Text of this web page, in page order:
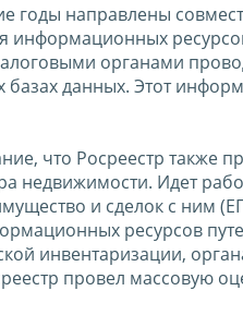
годы направлены
органами
данных. Этот
что Росреестр также
недвижимости. Идет
и сделок с ним
ресурсов
инвентаризации,
провел массовую